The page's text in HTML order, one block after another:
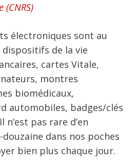
(CNRS)
électroniques sont au
de la vie
cartes Vitale,
montres
biomédicaux,
automobiles, badges/clés
pas rare d’en
dans nos poches
bien plus chaque jour.